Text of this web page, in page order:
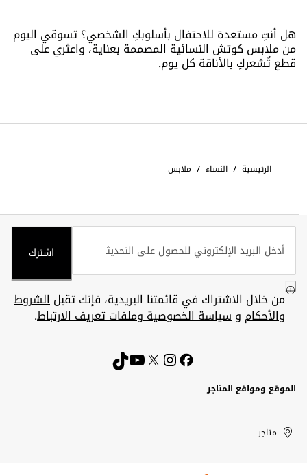
هل أنتِ مستعدة للاحتفال بأسلوبكِ الشخصي؟ تسوقي اليوم
من ملابس كوتش النسائية المصممة بعناية، واعثري على
قطع تُشعركِ بالأناقة كل يوم.
الرئيسية / النساء / ملابس
اشترك
من خلال الاشتراك في قائمتنا البريدية، فإنك تقبلالشروط
والأحكام وسياسة الخصوصية وملفات تعريف الارتباط.
الموقع ومواقع المتاجر
United
Arab
Kuwait
الإمارات
العربية
الكويت
متاجر